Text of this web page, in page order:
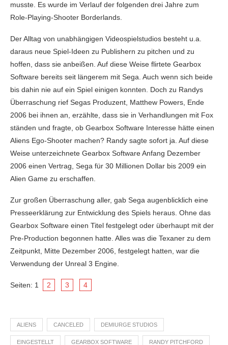
musste. Es wurde im Verlauf der folgenden drei Jahre zum
Role-Playing-Shooter Borderlands.
Der Alltag von unabhängigen Videospielstudios besteht u.a.
daraus neue Spiel-Ideen zu Publishern zu pitchen und zu
hoffen, dass sie anbeißen. Auf diese Weise flirtete Gearbox
Software bereits seit längerem mit Sega. Auch wenn sich beide
bis dahin nie auf ein Spiel einigen konnten. Doch zu Randys
Überraschung rief Segas Produzent, Matthew Powers, Ende
2006 bei ihnen an, erzählte, dass sie in Verhandlungen mit Fox
ständen und fragte, ob Gearbox Software Interesse hätte einen
Aliens Ego-Shooter machen? Randy sagte sofort ja. Auf diese
Weise unterzeichnete Gearbox Software Anfang Dezember
2006 einen Vertrag, Sega für 30 Millionen Dollar bis 2009 ein
Alien Game zu erschaffen.
Zur großen Überraschung aller, gab Sega augenblicklich eine
Presseerklärung zur Entwicklung des Spiels heraus. Ohne das
Gearbox Software einen Titel festgelegt oder überhaupt mit der
Pre-Production begonnen hatte. Alles was die Texaner zu dem
Zeitpunkt, Mitte Dezember 2006, festgelegt hatten, war die
Verwendung der Unreal 3 Engine.
Seiten: 1 2 3 4
ALIENS CANCELED DEMIURGE STUDIOS
EINGESTELLT GEARBOX SOFTWARE RANDY PITCHFORD